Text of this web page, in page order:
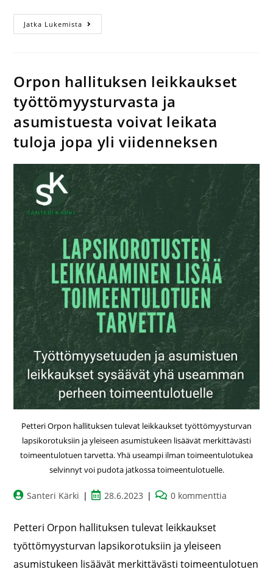
Jatka Lukemista
Orpon hallituksen leikkaukset
työttömyysturvasta ja
asumistuesta voivat leikata
tuloja jopa yli viidenneksen
Petteri Orpon hallituksen tulevat leikkaukset työttömyysturvan
lapsikorotuksiin ja yleiseen asumistukeen lisäävät merkittävästi
toimeentulotuen tarvetta. Yhä useampi ilman toimeentulotukea
selvinnyt voi pudota jatkossa toimeentulotuelle.
Santeri Kärki 28.6.2023 0 kommenttia
Petteri Orpon hallituksen tulevat leikkaukset
työttömyysturvan lapsikorotuksiin ja yleiseen
asumistukeen lisäävät merkittävästi toimeentulotuen